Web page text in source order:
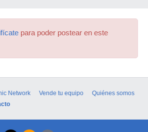
para poder postear en este
Network Vende tu equipo
Quiénes somos